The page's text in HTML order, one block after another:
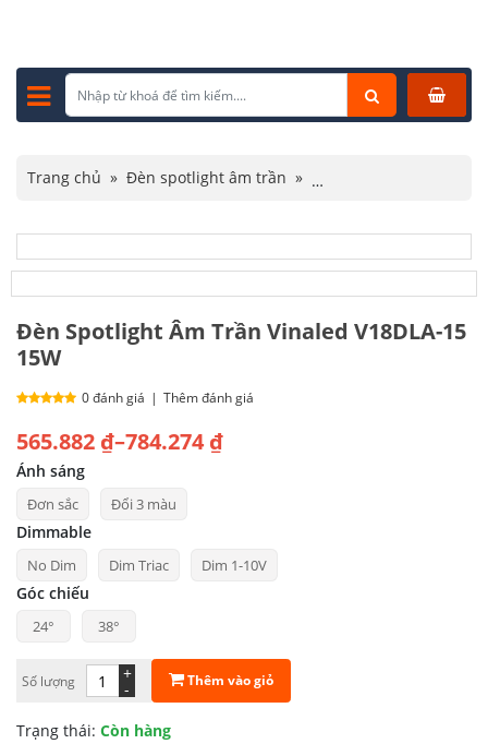
Trang chủ » Đèn spotlight âm trần »
Đèn Spotlight Âm Trần Vinaled V18DLA-15 15W
Đèn Spotlight Âm Trần Vinaled V18DLA-15
15W
0 đánh giá | Thêm đánh giá
565.882 ₫–784.274 ₫
Khoảng
giá:
từ
565.882 ₫
đến
784.274 ₫
Ánh sáng
Đơn sắc Đổi 3 màu
Dimmable
No Dim Dim Triac Dim 1-10V
Góc chiếu
24° 38°
Số lượng -
+ Thêm vào giỏ
Trạng thái: Còn hàng